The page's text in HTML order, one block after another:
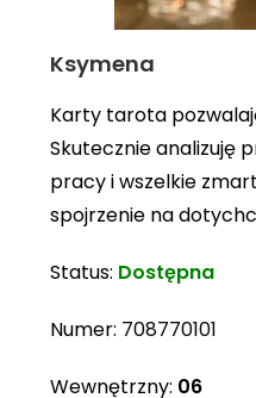
Ksymena
Karty tarota
Skutecznie analizuję
pracy i wszelkie
spojrzenie na
Status: Dostępna
Numer: 708770101
Wewnętrzny: 06